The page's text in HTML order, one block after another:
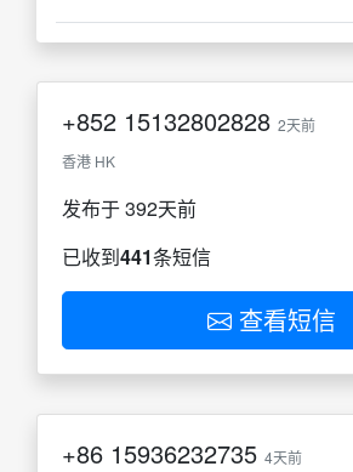
+852 15132802828 2天前
香港 HK
发布于 392天前
已收到441条短信
查看短信
+86 15936232735 4天前